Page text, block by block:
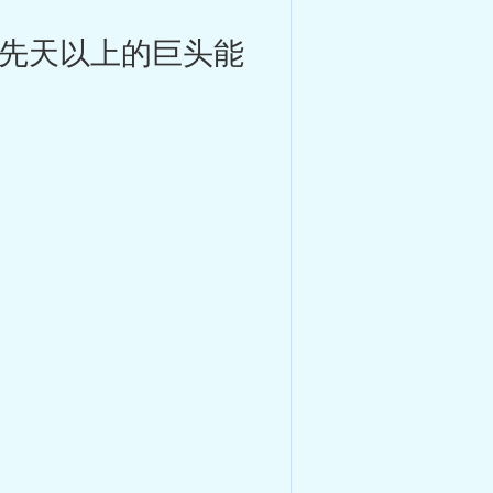
以上的巨头能